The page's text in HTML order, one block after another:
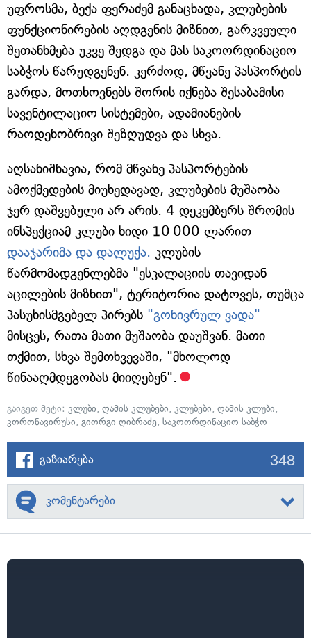
უფროსმა, ბექა ფერაძემ განაცხადა, კლუბების
ფუნქციონირების აღდგენის მიზნით, გარკვეული
შეთანხმება უკვე შედგა და მას საკოორდინაციო
საბჭოს წარუდგენენ. კერძოდ, მწვანე პასპორტის
გარდა, მოთხოვნებს შორის იქნება შესაბამისი
სავენტილაციო სისტემები, ადამიანების
რაოდენობრივი შეზღუდვა და სხვა.
აღსანიშნავია, რომ მწვანე პასპორტების
ამოქმედების მიუხედავად, კლუბების მუშაობა
ჯერ დაშვებული არ არის. 4 დეკემბერს შრომის
ინსპექციამ კლუბი ხიდი 10 000 ლარით
დააჯარიმა და დალუქა. კლუბის
წარმომადგენლებმა "ესკალაციის თავიდან
აცილების მიზნით", ტერიტორია დატოვეს, თუმცა
პასუხისმგებელ პირებს "გონივრულ ვადა"
მისცეს, რათა მათი მუშაობა დაუშვან. მათი
თქმით, სხვა შემთხვევაში, "მხოლოდ
წინააღმდეგობას მიიღებენ".
გაიგეთ მეტი: კლუბი, ღამის კლუბები, კლუბები, ღამის კლუბი,
კორონავირუსი, გიორგი ღიბრაძე, საკოორდინაციო საბჭო
გაზიარება 348
კომენტარები